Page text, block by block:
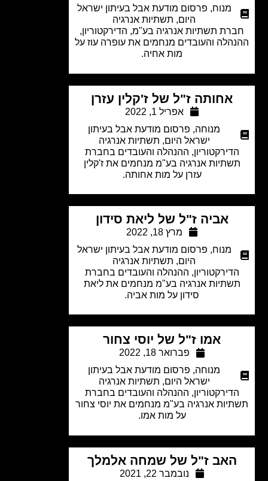
מנוח,
פרסום מודעת אבל בעיתון ישראל
תשתיות אנרגיה
תשתיות אנרגיה בע"מ, הדירקטוריון,
והעובדים מנחמים את עופרה עוז על
מות אחיה.
אחותה ז"ל של ז'קלין עזרן
אפריל 1, 2022
מנוחה
פרסום מודעת אבל בעיתון
ישראל היום,תשתיות אנרגיה
ההנהלה והעובדים בחברת
אנרגיה בע"מ מנחמים את ז'קלין
עזרן על מות אחותה.
אביה ז"ל של ליאת סידון
מרץ 18, 2022
מנוח,
פרסום מודעת אבל בעיתון ישראל
תשתיות אנרגיה
ההנהלה והעובדים בחברת
אנרגיה בע"מ מנחמים את ליאת
סידון על מות אביה.
אמו ז"ל של יוסי צחור
פברואר 18, 2022
מנוחה
פרסום מודעת אבל בעיתון
ישראל היום,תשתיות אנרגיה
ההנהלה והעובדים בחברת
אנרגיה בע"מ מנחמים את יוסי צחור
על מות אמו.
האב ז"ל של שמחה אלמלך
נובמבר 22, 2021